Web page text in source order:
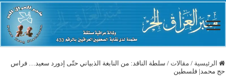
الرئيسية / مقالات / سلطة الناقد: من النابغة الذبياني حتّى إدورد سعيد… فراس
حج محمد| فلسطين